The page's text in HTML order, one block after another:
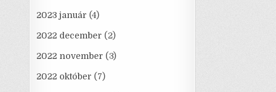
2023 január (4)
2022 december (2)
2022 november (3)
2022 október (7)